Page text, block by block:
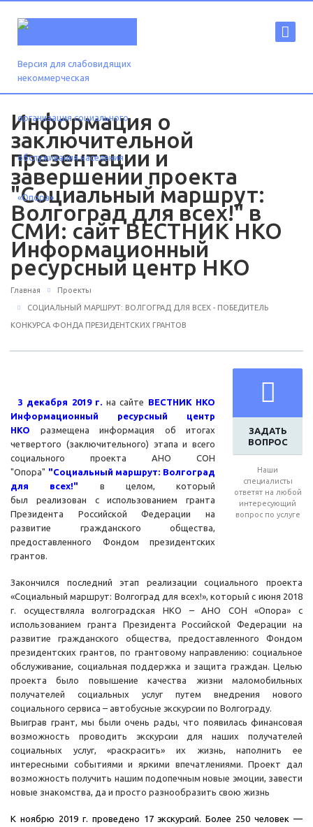
Версия для слабовидящих
Информация о
заключительной
презентации и
завершении проекта
"Социальный маршрут:
Волгоград для всех!" в
СМИ: сайт ВЕСТНИК НКО
Информационный
ресурсный центр НКО
Главная Проекты
СОЦИАЛЬНЫЙ МАРШРУТ: ВОЛГОГРАД ДЛЯ ВСЕХ - ПОБЕДИТЕЛЬ
КОНКУРСА ФОНДА ПРЕЗИДЕНТСКИХ ГРАНТОВ
ЗАДАТЬ
ВОПРОС
Наши
специалисты
ответят на любой
интересующий
вопрос по услуге
3 декабря 2019 г. на сайте ВЕСТНИК НКО
Информационный ресурсный центр
НКО размещена информация об итогах
четвертого (заключительного) этапа и всего
социального проекта АНО СОН
"Опора" "Социальный маршрут: Волгоград
для всех!" в целом, который
был реализован с использованием гранта
Президента Российской Федерации на
развитие гражданского общества,
предоставленного Фондом президентских
грантов.
Закончился последний этап реализации социального проекта
«Социальный маршрут: Волгоград для всех!», который с июня 2018
г. осуществляла волгоградская НКО – АНО СОН «Опора» с
использованием гранта Президента Российской Федерации на
развитие гражданского общества, предоставленного Фондом
президентских грантов, по грантовому направлению: социальное
обслуживание, социальная поддержка и защита граждан. Целью
проекта было повышение качества жизни маломобильных
получателей социальных услуг путем внедрения нового
социального сервиса – автобусные экскурсии по Волгограду.
Выиграв грант, мы были очень рады, что появилась финансовая
возможность проводить экскурсии для наших получателей
социальных услуг, «раскрасить» их жизнь, наполнить ее
интересными событиями и яркими впечатлениями. Проект дал
возможность получить нашим подопечным новые эмоции, завести
новые знакомства, да и просто разнообразить свою жизнь
К ноябрю 2019 г. проведено 17 экскурсий. Более 250 человек —